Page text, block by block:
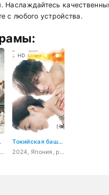
Наслаждайтесь
с любого устройства.
восточные единоборства
Токийская башня
2024, Япония, романтика, драма
HD